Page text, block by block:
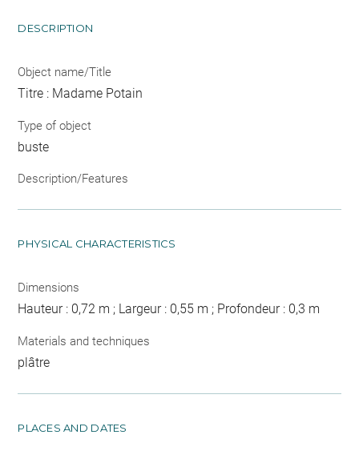
DESCRIPTION
Object name/Title
Titre : Madame Potain
Type of object
buste
Description/Features
PHYSICAL CHARACTERISTICS
Dimensions
Hauteur : 0,72 m ; Largeur : 0,55 m ; Profondeur : 0,3 m
Materials and techniques
plâtre
PLACES AND DATES